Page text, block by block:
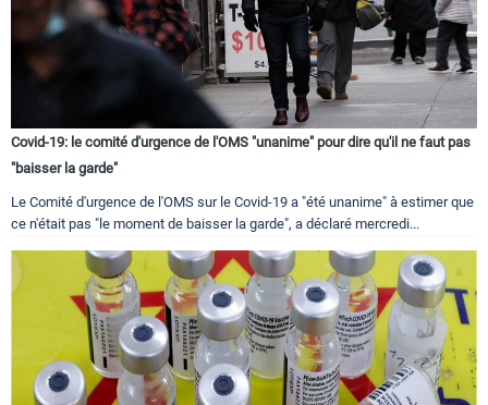
Covid-19: le comité d'urgence de l'OMS "unanime" pour dire qu'il ne faut pas
"baisser la garde"
Le Comité d'urgence de l'OMS sur le Covid-19 a "été unanime" à estimer que
ce n'était pas "le moment de baisser la garde", a déclaré mercredi...